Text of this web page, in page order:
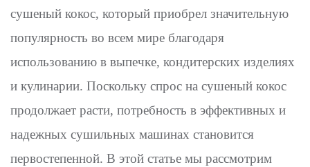
сушеный кокос, который приобрел значительную
популярность во всем мире благодаря
использованию в выпечке, кондитерских изделиях
и кулинарии. Поскольку спрос на сушеный кокос
продолжает расти, потребность в эффективных и
надежных сушильных машинах становится
первостепенной. В этой статье мы рассмотрим